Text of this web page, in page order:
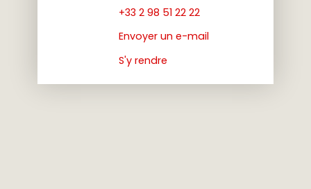
+33 2 98 51 22 22
Envoyer un e-mail
S'y rendre